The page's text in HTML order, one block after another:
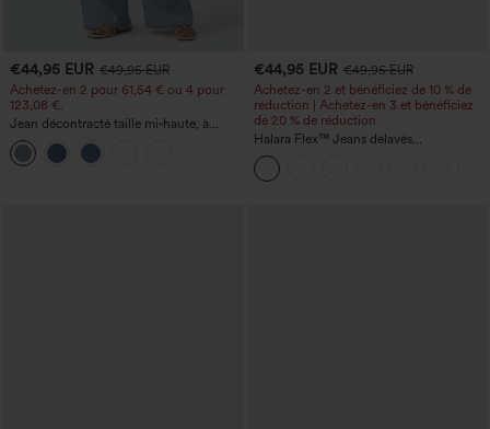
€44,95 EUR €49,95 EUR
Achetez-en 2 pour 61,54 € ou 4 pour
123,08 €.
Jean décontracté taille mi‑haute, à
cordon de serrage, avec poches
€44,95 EUR €49,95 EUR
Achetez-en 2 et bénéficiez de 10 % de
réduction | Achetez-en 3 et bénéficiez
de 20 % de réduction
Halara Flex™ Jeans délavés
décontractés, coupe baggy à jambe
large, taille basse asymétrique, poches
zippées